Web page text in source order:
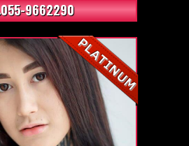
055-9662290